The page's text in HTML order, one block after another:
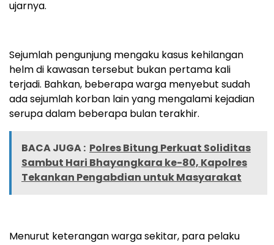
ujarnya.
Sejumlah pengunjung mengaku kasus kehilangan
helm di kawasan tersebut bukan pertama kali
terjadi. Bahkan, beberapa warga menyebut sudah
ada sejumlah korban lain yang mengalami kejadian
serupa dalam beberapa bulan terakhir.
BACA JUGA : Polres Bitung Perkuat Soliditas
Sambut Hari Bhayangkara ke-80, Kapolres
Tekankan Pengabdian untuk Masyarakat
Menurut keterangan warga sekitar, para pelaku